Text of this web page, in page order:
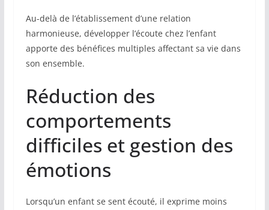
Au-delà de l’établissement d’une relation
harmonieuse, développer l’écoute chez l’enfant
apporte des bénéfices multiples affectant sa vie dans
son ensemble.
Réduction des
comportements
difficiles et gestion des
émotions
Lorsqu’un enfant se sent écouté, il exprime moins